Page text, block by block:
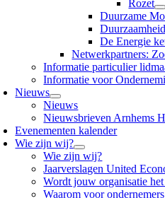
Rozet
Duurzame
De Energie
Netwerkpartners:
Informatie particulier
Informatie voor
Nieuws
Nieuws
Nieuwsbrieven Arnhems
Evenementen kalender
Wie zijn wij?
Wie zijn wij?
Jaarverslagen United
Wordt jouw organisatie
Waarom voor